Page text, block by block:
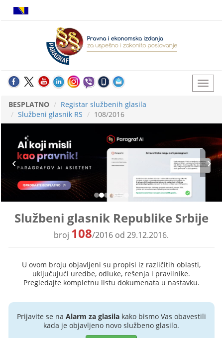
BESPLATNO
Registar službenih glasila
Službeni glasnik RS
108/2016
Službeni glasnik Republike Srbije
broj 108/2016 od 29.12.2016.
U ovom broju objavljeni su propisi iz različitih oblasti,
uključujući uredbe, odluke, rešenja i pravilnike.
Pregledajte kompletnu listu dokumenata u nastavku.
Prijavite se na Alarm za glasilakako bismo Vas obavestili
kada je objavljeno novo službeno glasilo.